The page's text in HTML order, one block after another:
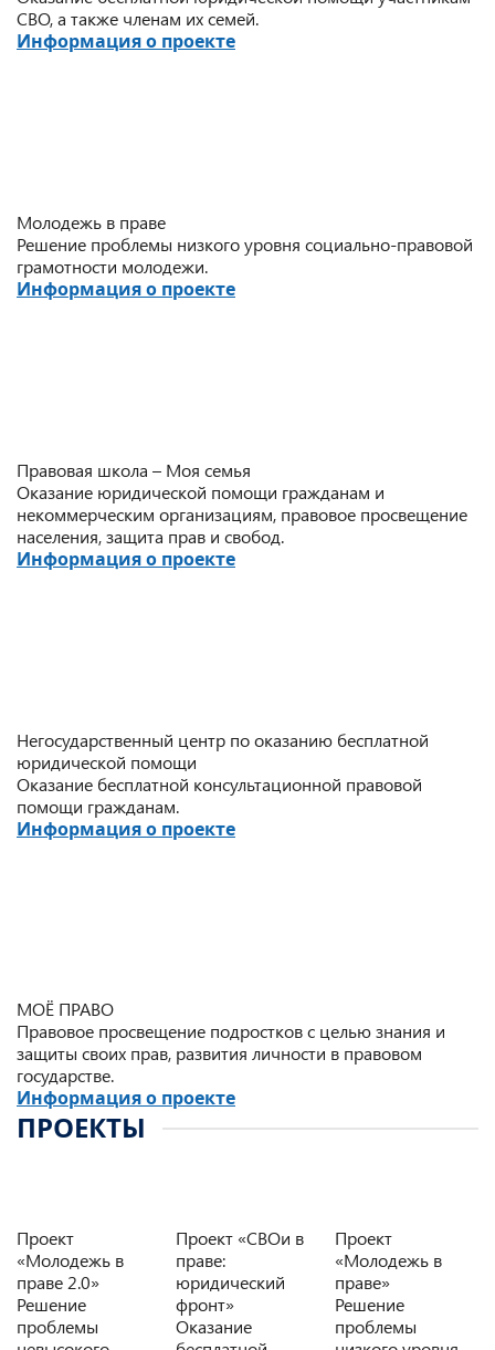
СВО, а также членам их семей.
Информация о проекте
Молодежь в праве
Решение проблемы низкого уровня социально-правовой
грамотности молодежи.
Информация о проекте
Правовая школа – Моя семья
Оказание юридической помощи гражданам и
некоммерческим организациям, правовое просвещение
населения, защита прав и свобод.
Информация о проекте
Негосударственный центр по оказанию бесплатной
юридической помощи
Оказание бесплатной консультационной правовой
помощи гражданам.
Информация о проекте
МОЁ ПРАВО
Правовое просвещение подростков с целью знания и
защиты своих прав, развития личности в правовом
государстве.
Информация о проекте
ПРОЕКТЫ
Проект
«Молодежь в
праве 2.0»
Решение
проблемы
Проект «СВОи в
праве:
юридический
фронт»
Оказание
Проект
«Молодежь в
праве»
Решение
проблемы